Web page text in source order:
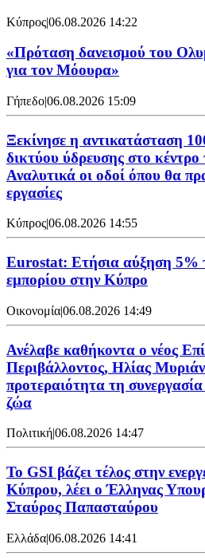
Κύπρος|06.08.2026 14:22
«Πρόταση δανεισμού του
για τον Μόουρα»
Γήπεδο|06.08.2026 15:09
Ξεκίνησε η αντικατάσταση
δικτύου ύδρευσης στο
Αναλυτικά οι οδοί όπου θα
εργασίες
Κύπρος|06.08.2026 14:55
Eurostat: Ετήσια αύξηση 5%
εμπορίου στην Κύπρο
Οικονομία|06.08.2026 14:49
Ανέλαβε καθήκοντα ο νέος
Περιβάλλοντος, Ηλίας
προτεραιότητα τη συνεργασία
ζώα
Πολιτική|06.08.2026 14:47
Το GSI βάζει τέλος στην
Κύπρου, λέει ο Έλληνας
Σταύρος Παπασταύρου
Ελλάδα|06.08.2026 14:41